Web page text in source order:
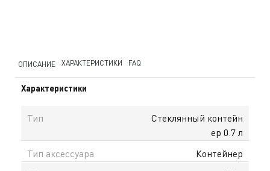
ОПИСАНИЕ ХАРАКТЕРИСТИКИ FAQ
Характеристики
Тип
Стеклянный контейн
ер 0.7 л
Тип аксессуара
Контейнер